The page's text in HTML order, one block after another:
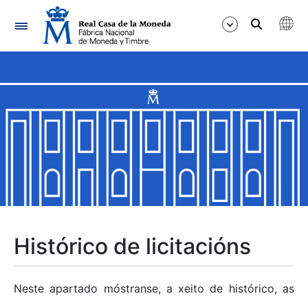
Navegación
Mostrar/Ocultar
Mostrar/Ocultar
Mostrar/Ocultar
Histórico de licitacións
Neste apartado móstranse, a xeito de histórico, as